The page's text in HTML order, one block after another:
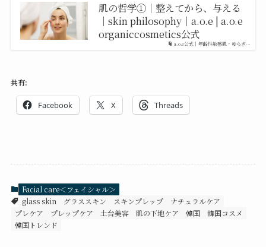
a.o.e公式｜年齢性敏感肌・ゆらぎ…
肌の哲学①｜整えてから、与える
｜skin philosophy｜a.o.e | a.o.e
organiccosmetics公式
共有:
Facebook X Threads
Facial care＜フェイシャル＞
glass skin
グラススキン スキンプレップ
ナチュラルケア
プレケア
プレップケア 土台美容 肌の下地ケア 韓国
韓国コスメ
韓国トレンド